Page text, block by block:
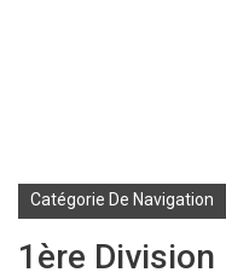
Catégorie De Navigation
1ère Division